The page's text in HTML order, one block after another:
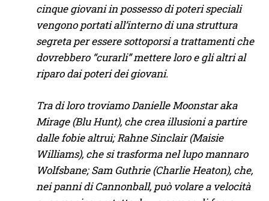
cinque giovani in possesso di poteri speciali
vengono portati all’interno di una struttura
segreta per essere sottoporsi a trattamenti che
dovrebbero “curarli” mettere loro e gli altri al
riparo dai poteri dei giovani.
Tra di loro troviamo Danielle Moonstar aka
Mirage (Blu Hunt), che crea illusioni a partire
dalle fobie altrui; Rahne Sinclair (Maisie
Williams), che si trasforma nel lupo mannaro
Wolfsbane; Sam Guthrie (Charlie Heaton), che,
nei panni di Cannonball, può volare a velocità